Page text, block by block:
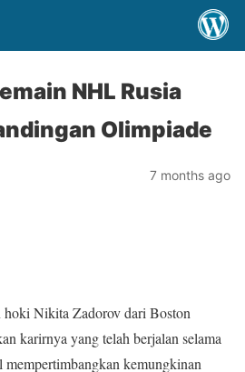
NHL Rusia
Olimpiade
7 months ago
hoki Nikita Zadorov dari Boston
karirnya yang telah berjalan selama
kemungkinan